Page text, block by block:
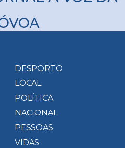
DESPORTO
LOCAL
POLÍTICA
NACIONAL
PESSOAS
VIDAS